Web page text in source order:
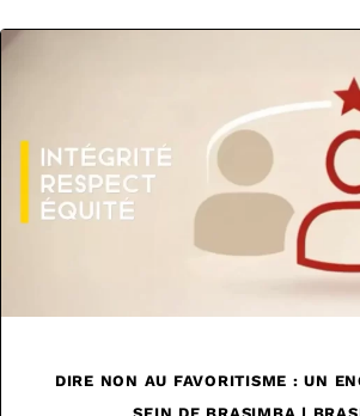
DIRE NON AU FAVORITISME : UN